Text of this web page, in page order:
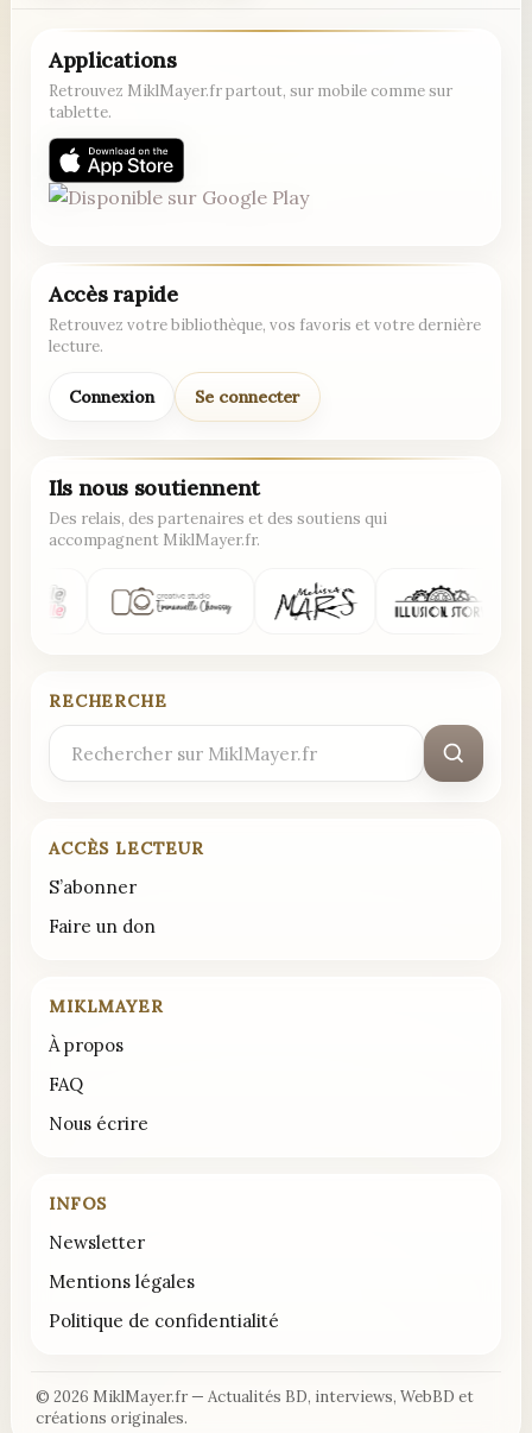
Applications
Retrouvez MiklMayer.fr partout, sur mobile comme sur
tablette.
Accès rapide
Retrouvez votre bibliothèque, vos favoris et votre dernière
lecture.
Connexion Se connecter
Ils nous soutiennent
Des relais, des partenaires et des soutiens qui
accompagnent MiklMayer.fr.
RECHERCHE
Rechercher
ACCÈS LECTEUR
S’abonner
Faire un don
MIKLMAYER
À propos
FAQ
Nous écrire
INFOS
Newsletter
Mentions légales
Politique de confidentialité
© 2026 MiklMayer.fr — Actualités BD, interviews, WebBD et
créations originales.